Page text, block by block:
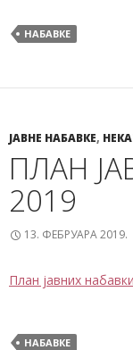
НАБАВКЕ
ЈАВНЕ НАБАВКЕ,
ПЛАН
2019
13. ФЕБРУАРА 2019.
План јавних
НАБАВКЕ